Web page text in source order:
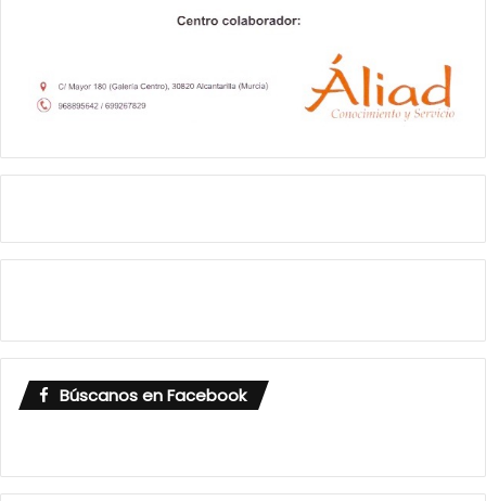
Búscanos en Facebook